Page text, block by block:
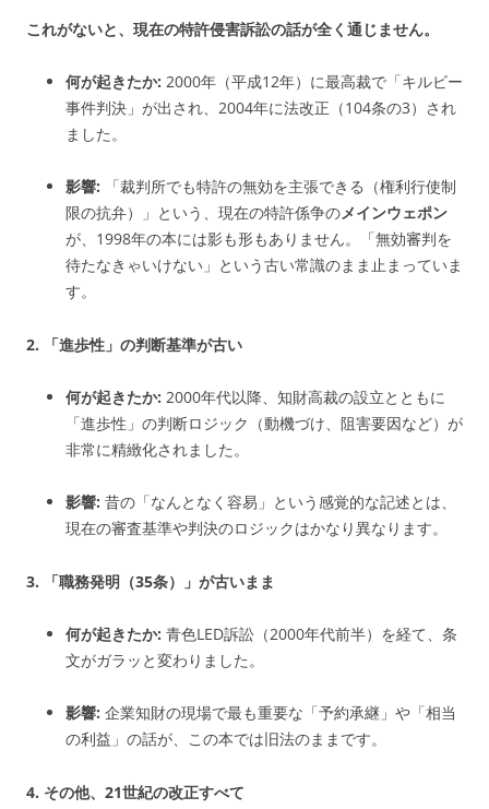
これがないと、現在の特許侵害訴訟の話が全く通じません。
何が起きたか: 2000年（平成12年）に最高裁で「キルビー
事件判決 」が出され、 2004年に法改正（104条の3）され
ました。
影響: 「裁判所でも特許の無効を主張できる（権利行使制
限の抗弁）」という、 現在の特許係争のメインウェポン
が、1998年の本には影も形もありません。「無効審判を
待たなきゃいけない」という古い常識のまま止まっていま
す。
2. 「進歩性」の判断基準が古い
何が起きたか: 2000年代以降、知財高裁の設立とともに
「進歩性」の判断ロジック（動機づけ、阻害要因など）が
非常に精緻化されました。
影響: 昔の「なんとなく容易」という感覚的な記述とは、
現在の審査基準や判決のロジックはかなり異なります。
3. 「職務発明（35条）」が古いまま
何が起きたか: 青色LED訴訟（2000年代前半）を経て、条
文がガラッと変わりました。
影響: 企業知財の現場で最も重要な「予約承継」や「相当
の利益」の話が、この本では旧法のままです。
4. その他、21世紀の改正すべて